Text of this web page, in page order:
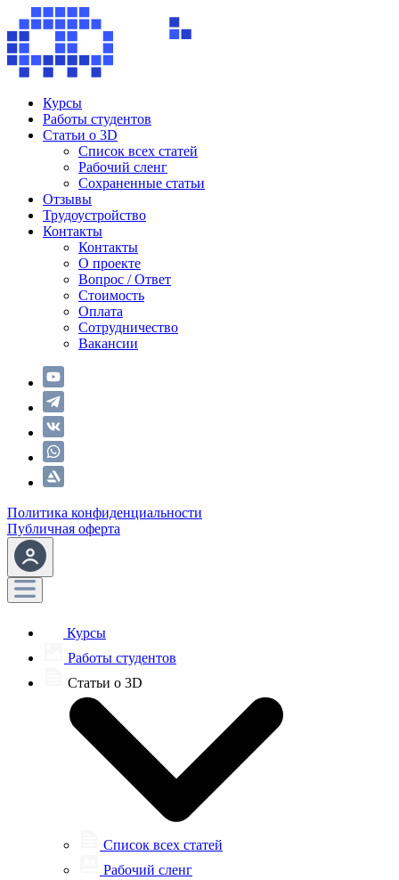
Курсы
Работы студентов
Статьи о 3D
Список всех статей
Рабочий сленг
Сохраненные статьи
Отзывы
Трудоустройство
Контакты
Контакты
О проекте
Вопрос / Ответ
Стоимость
Оплата
Сотрудничество
Вакансии
Политика конфиденциальности
Публичная оферта
Курсы
Работы студентов
Статьи о 3D
Список всех статей
Рабочий сленг